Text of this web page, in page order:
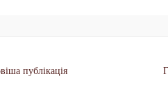
публікація